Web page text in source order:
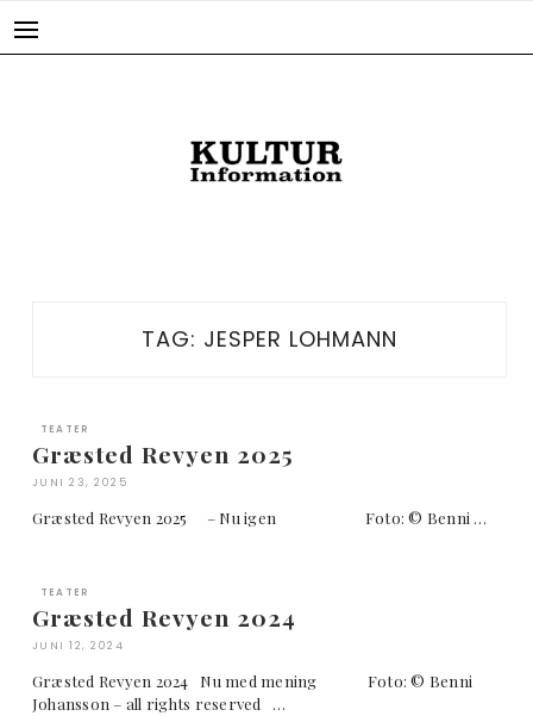
TAG: JESPER LOHMANN
TEATER
Græsted Revyen 2025
JUNI 23, 2025
Græsted Revyen 2025 – Nu igen Foto: © Benni …
TEATER
Græsted Revyen 2024
JUNI 12, 2024
Græsted Revyen 2024 Nu med mening Foto: © Benni
Johansson – all rights reserved …